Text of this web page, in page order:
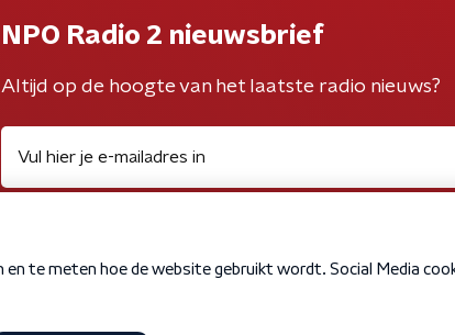
NPO Radio 2 nieuwsbrief
Altijd op de hoogte van het laatste radio nieuws?